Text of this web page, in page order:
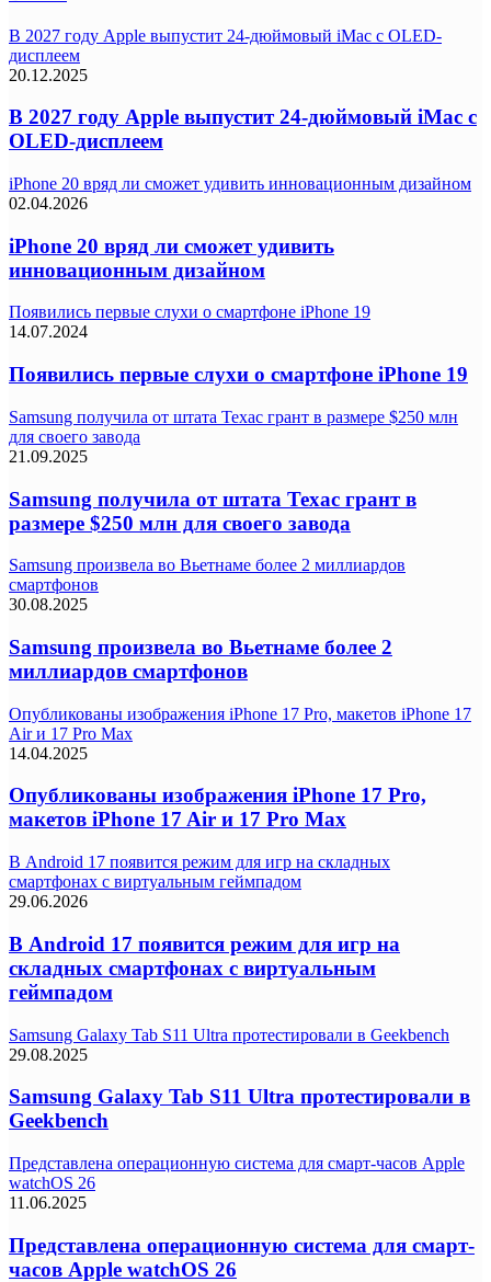
В 2027 году Apple выпустит 24-дюймовый iMac с OLED-
дисплеем
20.12.2025
В 2027 году Apple выпустит 24-дюймовый iMac с
OLED-дисплеем
iPhone 20 вряд ли сможет удивить инновационным дизайном
02.04.2026
iPhone 20 вряд ли сможет удивить
инновационным дизайном
Появились первые слухи о смартфоне iPhone 19
14.07.2024
Появились первые слухи о смартфоне iPhone 19
Samsung получила от штата Техас грант в размере $250 млн
для своего завода
21.09.2025
Samsung получила от штата Техас грант в
размере $250 млн для своего завода
Samsung произвела во Вьетнаме более 2 миллиардов
смартфонов
30.08.2025
Samsung произвела во Вьетнаме более 2
миллиардов смартфонов
Опубликованы изображения iPhone 17 Pro, макетов iPhone 17
Air и 17 Pro Max
14.04.2025
Опубликованы изображения iPhone 17 Pro,
макетов iPhone 17 Air и 17 Pro Max
В Android 17 появится режим для игр на складных
смартфонах с виртуальным геймпадом
29.06.2026
В Android 17 появится режим для игр на
складных смартфонах с виртуальным
геймпадом
Samsung Galaxy Tab S11 Ultra протестировали в Geekbench
29.08.2025
Samsung Galaxy Tab S11 Ultra протестировали в
Geekbench
Представлена операционную система для смарт-часов Apple
watchOS 26
11.06.2025
Представлена операционную система для смарт-
часов Apple watchOS 26